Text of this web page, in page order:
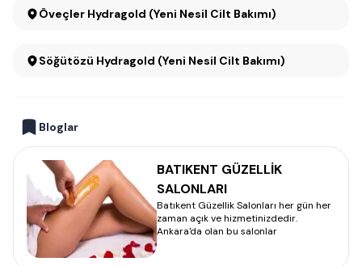
Öveçler Hydragold (Yeni Nesil Cilt Bakımı)
Söğütözü Hydragold (Yeni Nesil Cilt Bakımı)
Bloglar
BATIKENT GÜZELLİK
SALONLARI
Batıkent Güzellik Salonları her gün her
zaman açık ve hizmetinizdedir.
Ankara'da olan bu salonlar